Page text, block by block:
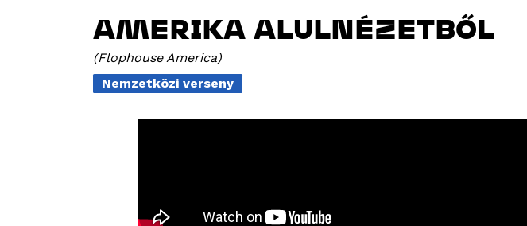
AMERIKA ALULNÉZETBŐL
Flophouse America
Nemzetközi verseny